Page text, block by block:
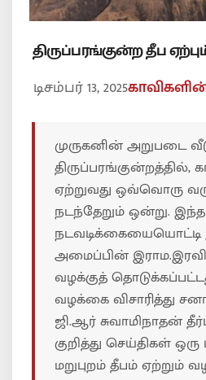
திருப்பரங்குன்ற தீப
டிசம்பர் 13, 2025
முருகனின் அறுபடை
திருப்பரங்குன்றத்தில்,
ஏற்றுவது ஒவ்வொரு
நடந்தேறும் ஒன்று. இந்த
நடவடிக்கையையொட்டி
அமைப்பின்
வழக்குத்
வழக்கை விசாரித்து
ஜி.ஆர் சுவாமிநாதன்
குறித்து செய்திகள் ஒரு
மறுபுறம் தீபம் ஏற்றும்